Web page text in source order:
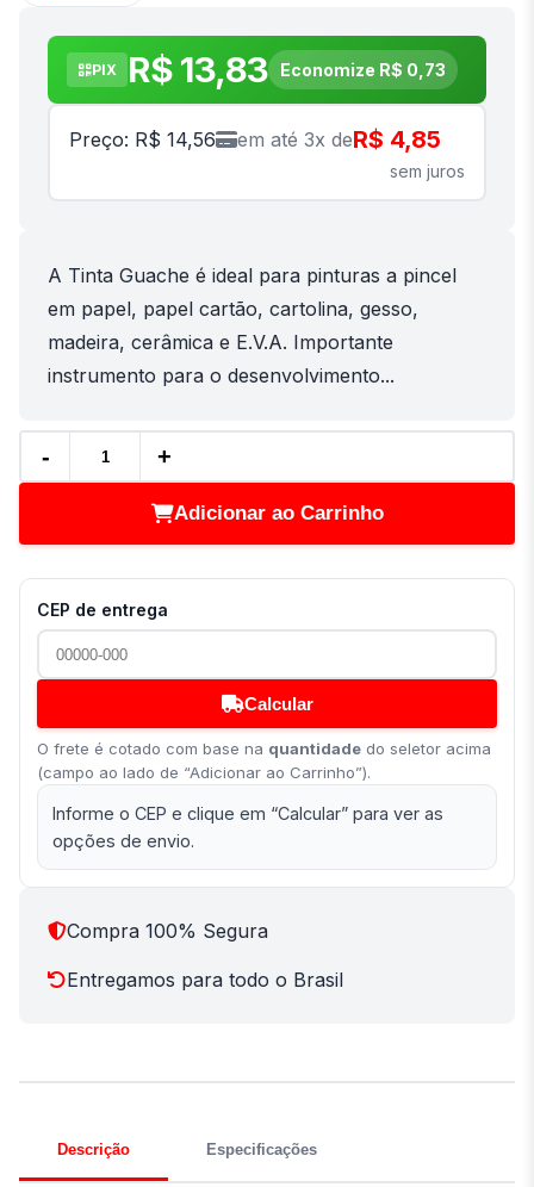
PIX R$ 13,83 Economize R$ 0,73
Preço: R$ 14,56 em até 3x deR$ 4,85
sem juros
A Tinta Guache é ideal para pinturas a pincel
em papel, papel cartão, cartolina, gesso,
madeira, cerâmica e E.V.A. Importante
instrumento para o desenvolvimento...
- +
Adicionar ao Carrinho
CEP de entrega
Calcular
O frete é cotado com base na quantidade do seletor acima
(campo ao lado de “Adicionar ao Carrinho”).
Informe o CEP e clique em “Calcular” para ver as
opções de envio.
Compra 100% Segura
Entregamos para todo o Brasil
Descrição Especificações